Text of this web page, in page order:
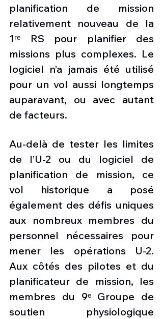
planification de mission
relativement nouveau de la
1ʳᵉ RS pour planifier des
missions plus complexes. Le
logiciel n’a jamais été utilisé
pour un vol aussi longtemps
auparavant, ou avec autant
de facteurs.
Au-delà de tester les limites
de l’U-2 ou du logiciel de
planification de mission, ce
vol historique a posé
également des défis uniques
aux nombreux membres du
personnel nécessaires pour
mener les opérations U-2.
Aux côtés des pilotes et du
planificateur de mission, les
membres du 9ᵉ Groupe de
soutien physiologique